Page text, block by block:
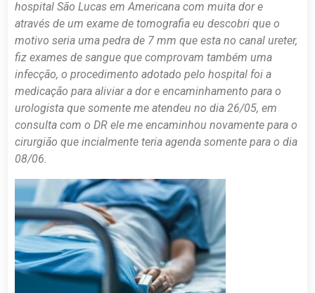
hospital São Lucas em Americana com muita dor e
através de um exame de tomografia eu descobri que o
motivo seria uma pedra de 7 mm que esta no canal ureter,
fiz exames de sangue que comprovam também uma
infecção, o procedimento adotado pelo hospital foi a
medicação para aliviar a dor e encaminhamento para o
urologista que somente me atendeu no dia 26/05, em
consulta com o DR ele me encaminhou novamente para o
cirurgião que incialmente teria agenda somente para o dia
08/06.